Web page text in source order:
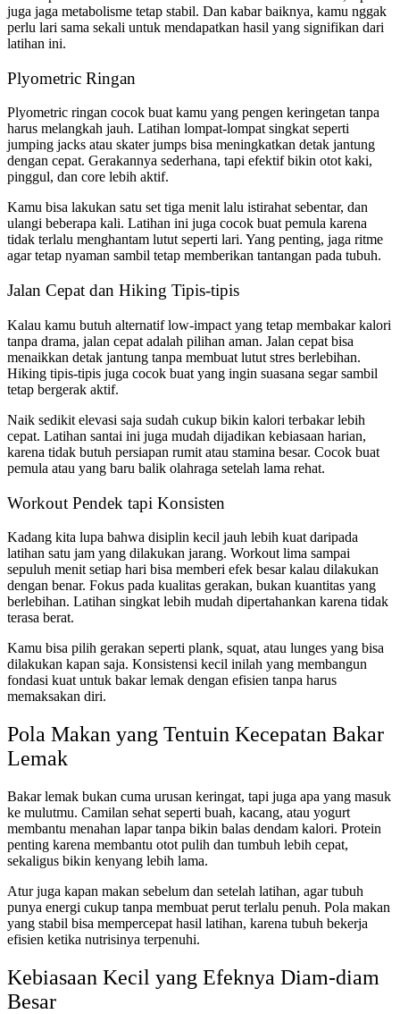
juga jaga metabolisme tetap stabil. Dan kabar baiknya, kamu nggak
perlu lari sama sekali untuk mendapatkan hasil yang signifikan dari
latihan ini.
Plyometric Ringan
Plyometric ringan cocok buat kamu yang pengen keringetan tanpa
harus melangkah jauh. Latihan lompat-lompat singkat seperti
jumping jacks atau skater jumps bisa meningkatkan detak jantung
dengan cepat. Gerakannya sederhana, tapi efektif bikin otot kaki,
pinggul, dan core lebih aktif.
Kamu bisa lakukan satu set tiga menit lalu istirahat sebentar, dan
ulangi beberapa kali. Latihan ini juga cocok buat pemula karena
tidak terlalu menghantam lutut seperti lari. Yang penting, jaga ritme
agar tetap nyaman sambil tetap memberikan tantangan pada tubuh.
Jalan Cepat dan Hiking Tipis-tipis
Kalau kamu butuh alternatif low-impact yang tetap membakar kalori
tanpa drama, jalan cepat adalah pilihan aman. Jalan cepat bisa
menaikkan detak jantung tanpa membuat lutut stres berlebihan.
Hiking tipis-tipis juga cocok buat yang ingin suasana segar sambil
tetap bergerak aktif.
Naik sedikit elevasi saja sudah cukup bikin kalori terbakar lebih
cepat. Latihan santai ini juga mudah dijadikan kebiasaan harian,
karena tidak butuh persiapan rumit atau stamina besar. Cocok buat
pemula atau yang baru balik olahraga setelah lama rehat.
Workout Pendek tapi Konsisten
Kadang kita lupa bahwa disiplin kecil jauh lebih kuat daripada
latihan satu jam yang dilakukan jarang. Workout lima sampai
sepuluh menit setiap hari bisa memberi efek besar kalau dilakukan
dengan benar. Fokus pada kualitas gerakan, bukan kuantitas yang
berlebihan. Latihan singkat lebih mudah dipertahankan karena tidak
terasa berat.
Kamu bisa pilih gerakan seperti plank, squat, atau lunges yang bisa
dilakukan kapan saja. Konsistensi kecil inilah yang membangun
fondasi kuat untuk bakar lemak dengan efisien tanpa harus
memaksakan diri.
Pola Makan yang Tentuin Kecepatan Bakar
Lemak
Bakar lemak bukan cuma urusan keringat, tapi juga apa yang masuk
ke mulutmu. Camilan sehat seperti buah, kacang, atau yogurt
membantu menahan lapar tanpa bikin balas dendam kalori. Protein
penting karena membantu otot pulih dan tumbuh lebih cepat,
sekaligus bikin kenyang lebih lama.
Atur juga kapan makan sebelum dan setelah latihan, agar tubuh
punya energi cukup tanpa membuat perut terlalu penuh. Pola makan
yang stabil bisa mempercepat hasil latihan, karena tubuh bekerja
efisien ketika nutrisinya terpenuhi.
Kebiasaan Kecil yang Efeknya Diam-diam
Besar